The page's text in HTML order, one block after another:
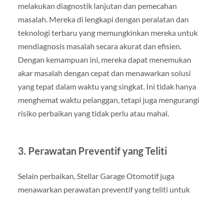
melakukan diagnostik lanjutan dan pemecahan
masalah. Mereka di lengkapi dengan peralatan dan
teknologi terbaru yang memungkinkan mereka untuk
mendiagnosis masalah secara akurat dan efisien.
Dengan kemampuan ini, mereka dapat menemukan
akar masalah dengan cepat dan menawarkan solusi
yang tepat dalam waktu yang singkat. Ini tidak hanya
menghemat waktu pelanggan, tetapi juga mengurangi
risiko perbaikan yang tidak perlu atau mahal.
3. Perawatan Preventif yang Teliti
Selain perbaikan, Stellar Garage Otomotif juga
menawarkan perawatan preventif yang teliti untuk